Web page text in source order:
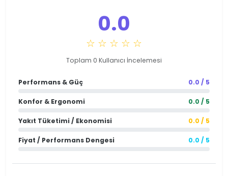
0.0
☆ ☆ ☆ ☆ ☆
Toplam 0 Kullanıcı İncelemesi
Performans & Güç 0.0 / 5
Konfor & Ergonomi 0.0 / 5
Yakıt Tüketimi / Ekonomisi 0.0 / 5
Fiyat / Performans Dengesi 0.0 / 5